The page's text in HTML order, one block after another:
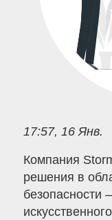
17:57, 16 Янв.
Компания
решения в
безопасности